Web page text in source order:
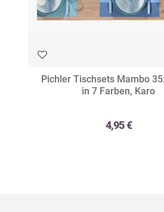
Pichler Tischsets Mambo
in 7 Farben, Karo
4,95 €